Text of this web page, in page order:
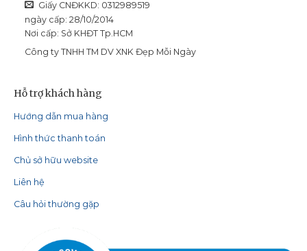
Giấy CNĐKKD: 0312989519
ngày cấp: 28/10/2014
Nơi cấp: Sở KHĐT Tp.HCM
Công ty TNHH TM DV XNK Đẹp Mỗi Ngày
Hỗ trợ khách hàng
Hướng dẫn mua hàng
Hình thức thanh toán
Chủ sở hữu website
Liên hệ
Câu hỏi thường gặp